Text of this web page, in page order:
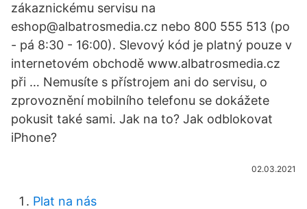
zákaznickému servisu na
eshop@albatrosmedia.cz nebo 800 555 513 (po
- pá 8:30 - 16:00). Slevový kód je platný pouze v
internetovém obchodě www.albatrosmedia.cz
při … Nemusíte s přístrojem ani do servisu, o
zprovoznění mobilního telefonu se dokážete
pokusit také sami. Jak na to? Jak odblokovat
iPhone?
02.03.2021
Plat na nás